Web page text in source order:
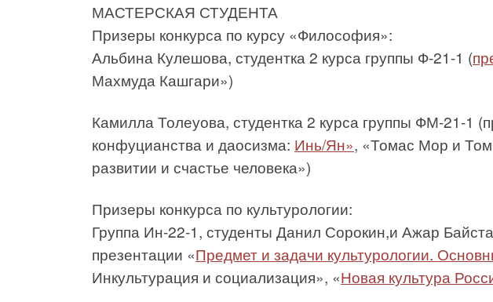
МАСТЕРСКАЯ СТУДЕНТА
Призеры конкурса по курсу «Философия»:
Альбина Кулешова, студентка 2 курса группы Ф-21-1 (
Махмуда Кашгари»)
Камилла Толеуова, студентка 2 курса группы ФМ-21-1
конфуцианства и даосизма: Инь/Ян», «Томас Мор и
развитии и счастье человека»)
Призеры конкурса по культурологии:
Группа Ин-22-1, студенты Данил Сорокин,и Ажар
презентации «Предмет и задачи культурологии.
Инкультурация и социализация», «Новая культура